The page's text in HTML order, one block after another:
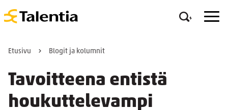
Etusivu Blogit ja kolumnit
Tavoitteena entistä
houkuttelevampi